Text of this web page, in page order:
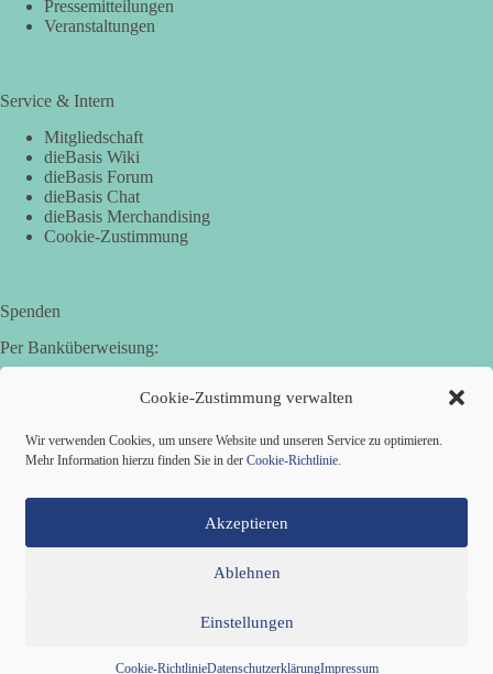
Cookie-Zustimmung verwalten
Wir verwenden Cookies, um unsere Website und unseren Service zu optimieren.
Mehr Information hierzu finden Sie in der Cookie-Richtlinie.
Akzeptieren
Ablehnen
Einstellungen
Cookie-RichtlinieDatenschutzerklärungImpressum
Pressemitteilungen
Veranstaltungen
Service & Intern
Mitgliedschaft
dieBasis Wiki
dieBasis Forum
dieBasis Chat
dieBasis Merchandising
Cookie-Zustimmung
Spenden
Per Banküberweisung:
Basisdemokratische Partei Deutschland in Bayern e.V.
IBAN: DE95 7205 1210 0006 3365 31
BIC: BYLADEM1AIC
Kontakt
Cookie-Richtlinie (EU)
Copyright © 2026 Basisdemokratische Partei Deutschland ·